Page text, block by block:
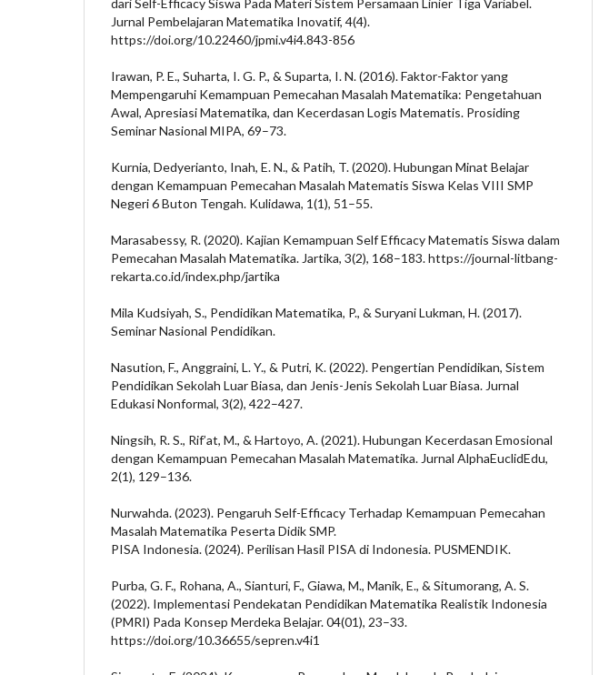
Jurnal Pembelajaran Matematika Inovatif, 4(4).
https://doi.org/10.22460/jpmi.v4i4.843-856
Irawan, P. E., Suharta, I. G. P., & Suparta, I. N. (2016). Faktor-Faktor yang
Mempengaruhi Kemampuan Pemecahan Masalah Matematika: Pengetahuan
Awal, Apresiasi Matematika, dan Kecerdasan Logis Matematis. Prosiding
Seminar Nasional MIPA, 69–73.
Kurnia, Dedyerianto, Inah, E. N., & Patih, T. (2020). Hubungan Minat Belajar
dengan Kemampuan Pemecahan Masalah Matematis Siswa Kelas VIII SMP
Negeri 6 Buton Tengah. Kulidawa, 1(1), 51–55.
Marasabessy, R. (2020). Kajian Kemampuan Self Efficacy Matematis Siswa dalam
Pemecahan Masalah Matematika. Jartika, 3(2), 168–183. https://journal-litbang-
rekarta.co.id/index.php/jartika
Mila Kudsiyah, S., Pendidikan Matematika, P., & Suryani Lukman, H. (2017).
Seminar Nasional Pendidikan.
Nasution, F., Anggraini, L. Y., & Putri, K. (2022). Pengertian Pendidikan, Sistem
Pendidikan Sekolah Luar Biasa, dan Jenis-Jenis Sekolah Luar Biasa. Jurnal
Edukasi Nonformal, 3(2), 422–427.
Ningsih, R. S., Rif’at, M., & Hartoyo, A. (2021). Hubungan Kecerdasan Emosional
dengan Kemampuan Pemecahan Masalah Matematika. Jurnal AlphaEuclidEdu,
2(1), 129–136.
Nurwahda. (2023). Pengaruh Self-Efficacy Terhadap Kemampuan Pemecahan
Masalah Matematika Peserta Didik SMP.
PISA Indonesia. (2024). Perilisan Hasil PISA di Indonesia. PUSMENDIK.
Purba, G. F., Rohana, A., Sianturi, F., Giawa, M., Manik, E., & Situmorang, A. S.
(2022). Implementasi Pendekatan Pendidikan Matematika Realistik Indonesia
(PMRI) Pada Konsep Merdeka Belajar. 04(01), 23–33.
https://doi.org/10.36655/sepren.v4i1